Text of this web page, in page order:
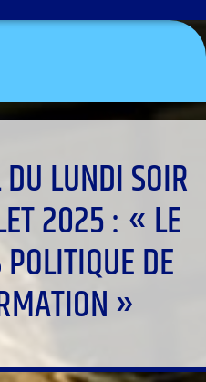
LUNDI SOIR
2025 : « LE
DE
»